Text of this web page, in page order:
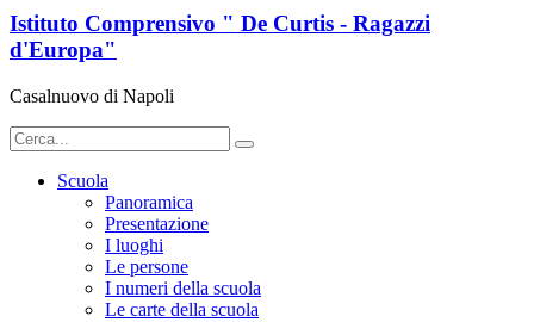
Istituto Comprensivo " De Curtis - Ragazzi
d'Europa"
Casalnuovo di Napoli
Scuola
Panoramica
Presentazione
I luoghi
Le persone
I numeri della scuola
Le carte della scuola